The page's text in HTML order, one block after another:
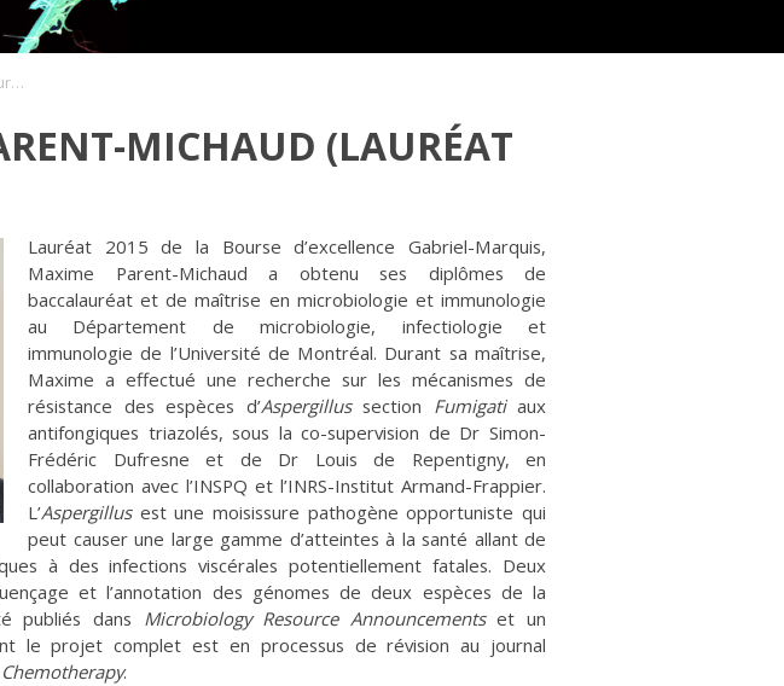
Maxime Parent-Michaud (Lauréat 2015)
MICHAUD (LAURÉAT
Lauréat 2015 de la Bourse d’excellence Gabriel-Marquis,
Maxime Parent-Michaud a obtenu ses diplômes de
baccalauréat et de maîtrise en microbiologie et immunologie
au Département de microbiologie, infectiologie et
immunologie de l’Université de Montréal. Durant sa maîtrise,
Maxime a effectué une recherche sur les mécanismes de
résistance des espèces d’Aspergillussection Fumigatiaux
antifongiques triazolés, sous la co-supervision de Dr Simon-
Frédéric Dufresne et de Dr Louis de Repentigny, en
collaboration avec l’INSPQ et l’INRS-Institut Armand-Frappier.
L’Aspergillusest une moisissure pathogène opportuniste qui
peut causer une large gamme d’atteintes à la santé allant de
à des infections viscérales potentiellement fatales. Deux
et l’annotation des génomes de deux espèces de la
publiés dans Microbiology Resource Announcementset un
le projet complet est en processus de révision au journal
.